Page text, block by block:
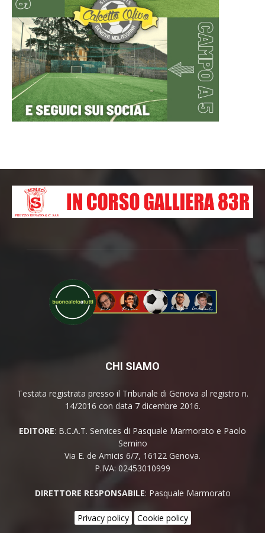
CHI SIAMO
Testata registrata presso il Tribunale di Genova al registro n.
14/2016 con data 7 dicembre 2016.
EDITORE: B.C.A.T. Services di Pasquale Marmorato e Paolo
Semino
Via E. de Amicis 6/7, 16122 Genova.
P.IVA: 02453010999
DIRETTORE RESPONSABILE: Pasquale Marmorato
Privacy policy Cookie policy